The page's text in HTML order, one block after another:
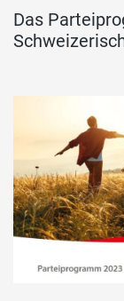
Das